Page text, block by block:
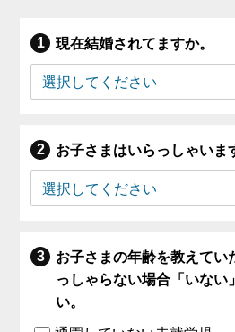
現在結婚されてますか。
お子さまはいらっしゃいま
お子さまの年齢を教えてい
っしゃらない場合「いない
い。